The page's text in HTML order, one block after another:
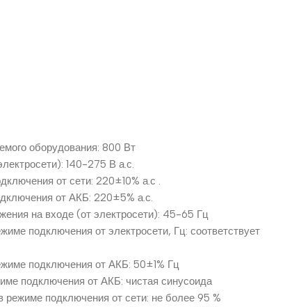
оборудования: 800 Вт
140-275 В а.с.
от сети: 220±10% а.с .
от АКБ: 220±5% а.с.
на входе (от электросети): 45-65 Гц
подключения от электросети, Гц: соответствует
подключения от АКБ: 50±1% Гц
подключения от АКБ: чистая синусоида
режиме подключения от сети: не более 95 %